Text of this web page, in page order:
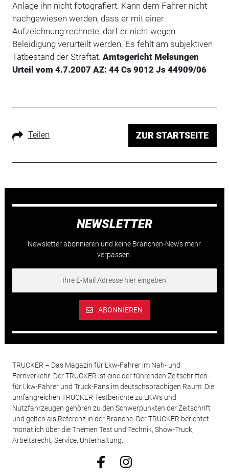
Anlage ihn nicht fotografiert. Kann dem Fahrer nicht
nachgewiesen werden, dass er mit einer
Aufzeichnung rechnete, darf er nicht wegen
Beleidigung verurteilt werden. Es fehlt am subjektiven
Tatbestand der Straftat. Amtsgericht Melsungen
Urteil vom 4.7.2007 AZ: 44 Cs 9012 Js 44909/06
Teilen ZUR STARTSEITE
NEWSLETTER
Newsletter abonnieren und keine Branchen-News mehr
verpassen.
ABONNIEREN
TRUCKER – Das Magazin für Lkw-Fahrer im Nah- und
Fernverkehr: Der TRUCKER ist eine der führenden Zeitschriften
für Lkw-Fahrer und Truck-Fans im deutschsprachigen Raum. Die
umfangreichen TRUCKER Testberichte zu LKWs und
Nutzfahrzeugen gehören zu den Schwerpunkten der Zeitschrift
und gelten als Referenz in der Branche. Der TRUCKER berichtet
monatlich über die Themen Test und Technik, Show-Truck,
Arbeitsrecht, Service, Unterhaltung.